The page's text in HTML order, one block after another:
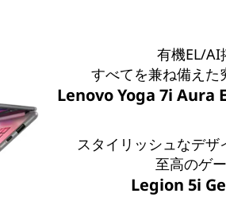
有機EL/AI
すべてを兼ね備え
Lenovo Yoga 7i Aura
スタイリッシュなデザ
至高のゲ
Legion 5i